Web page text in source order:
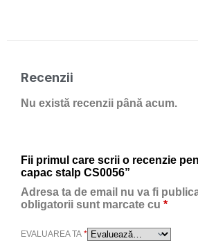
Recenzii
Nu există recenzii până acum.
Fii primul care scrii o recenzie
capac stalp CS0056”
Adresa ta de email nu va fi
obligatorii sunt marcate cu *
EVALUAREA TA *